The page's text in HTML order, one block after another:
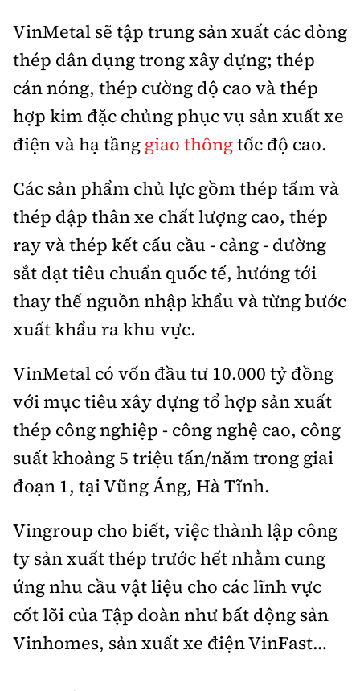
Tòa soạn: Số 2 Nguyễn Công Hoan, phường Giảng Võ,
Hotline: 0967 376 459;
Liên hệ quảng cáo phát hành: 0915.057.282
bandoc@baoxaydung.vn
Thông tin tòa soạn
VinMetal sẽ tập trung sản xuất các dòng
thép dân dụng trong xây dựng; thép
cán nóng, thép cường độ cao và thép
hợp kim đặc chủngphục vụ sản xuất xe
điện và hạ tầng giao thôngtốc độ cao.
Các sản phẩm chủ lực gồm thép tấm và
thép dập thân xe chất lượng cao, thép
ray và thép kết cấu cầu - cảng - đường
sắt đạt tiêu chuẩn quốc tế, hướng tới
thay thế nguồn nhập khẩu và từng bước
xuất khẩu ra khu vực.
VinMetal có vốn đầu tư 10.000 tỷ đồng
với mục tiêu xây dựng tổ hợp sản xuất
thép công nghiệp - công nghệ cao, công
suất khoảng 5 triệu tấn/năm trong giai
đoạn 1, tại Vũng Áng, Hà Tĩnh.
Vingroup cho biết, việc thành lập công
ty sản xuất thép trước hết nhằm cung
ứng nhu cầu vật liệu cho các lĩnh vực
cốt lõi của Tập đoàn như bất động sản
Vinhomes, sản xuất xe điện VinFast…